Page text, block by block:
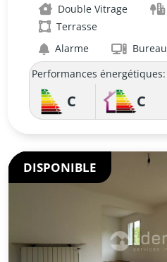
Double Vitrage
Terrasse
Alarme
Bureau
Performances énergétiques:
C C
DISPONIBLE